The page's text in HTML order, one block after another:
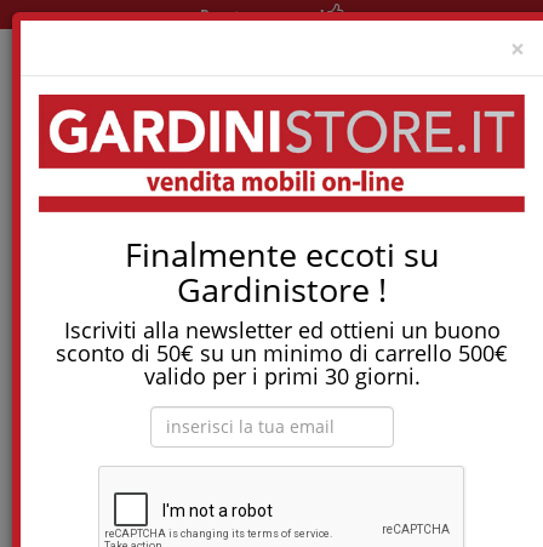
×
Finalmente eccoti su
Gardinistore !
Iscriviti alla newsletter ed ottieni un buono
sconto di 50€ su un minimo di carrello 500€
valido per i primi 30 giorni.
Pronta consegna!
Tostapane, tritatutto, aspirapolvere, friggitrice
e molti altri Elettrodomestici!
Divano letto Space angolo basso